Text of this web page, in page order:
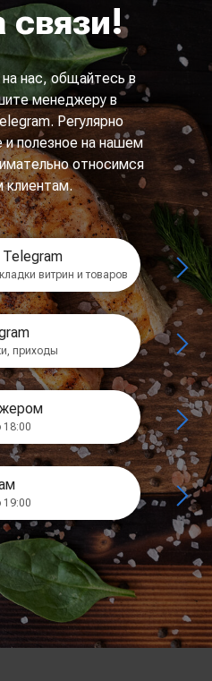
нас, общайтесь в
менеджеру в
Регулярно
и полезное на нашем
относимся
клиентам.
витрин и товаров
приходы
18:00
19:00